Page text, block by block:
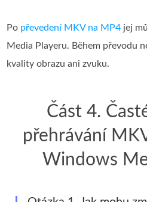
Po převedení MKV na MP4 jej
Media Playeru. Během převodu
kvality obrazu ani zvuku.
Část 4.
přehrávání
Windows